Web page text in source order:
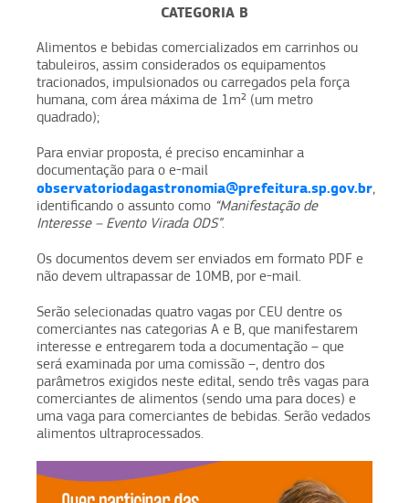
CATEGORIA B
Alimentos e bebidas comercializados em carrinhos ou
tabuleiros, assim considerados os equipamentos
tracionados, impulsionados ou carregados pela força
humana, com área máxima de 1m² (um metro
quadrado);
Para enviar proposta, é preciso encaminhar a
documentação para o e-mail
observatoriodagastronomia@prefeitura.sp.gov.br,
identificando o assunto como “Manifestação de
Interesse – Evento Virada ODS”.
Os documentos devem ser enviados em formato PDF e
não devem ultrapassar de 10MB, por e-mail.
Serão selecionadas quatro vagas por CEU dentre os
comerciantes nas categorias A e B, que manifestarem
interesse e entregarem toda a documentação – que
será examinada por uma comissão –, dentro dos
parâmetros exigidos neste edital, sendo três vagas para
comerciantes de alimentos (sendo uma para doces) e
uma vaga para comerciantes de bebidas. Serão vedados
alimentos ultraprocessados.